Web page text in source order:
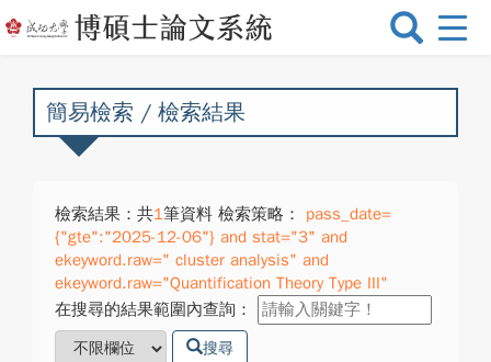
選
換
簡易檢索 / 檢索結果
檢索結果：共1筆資料 檢索策略：
pass_date=
{"gte":"2025-12-06"} and stat="3" and
ekeyword.raw=" cluster analysis" and
ekeyword.raw="Quantification Theory Type III"
在搜尋的結果範圍內查詢：
搜尋